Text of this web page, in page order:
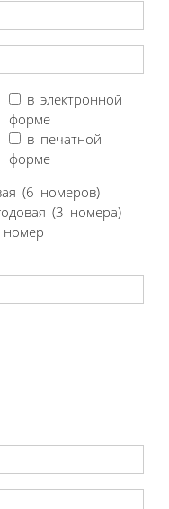
в электронной
форме
в печатной
форме
(6 номеров)
(3 номера)